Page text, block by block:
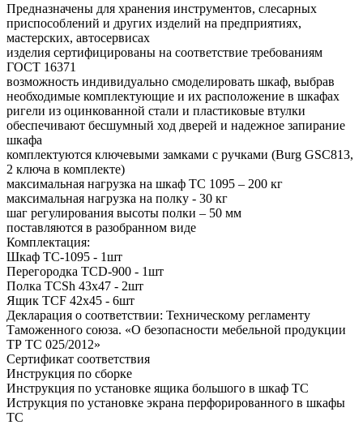
Предназначены для хранения инструментов, слесарных
приспособлений и других изделий на предприятиях,
мастерских, автосервисах
изделия сертифицированы на соответствие требованиям
ГОСТ 16371
возможность индивидуально смоделировать шкаф, выбрав
необходимые комплектующие и их расположение в шкафах
ригели из оцинкованной стали и пластиковые втулки
обеспечивают бесшумный ход дверей и надежное запирание
шкафа
комплектуются ключевыми замками с ручками (Burg GSC813,
2 ключа в комплекте)
максимальная нагрузка на шкаф ТС 1095 – 200 кг
максимальная нагрузка на полку - 30 кг
шаг регулирования высоты полки – 50 мм
поставляются в разобранном виде
Комплектация:
Шкаф TC-1095 - 1шт
Перегородка TCD-900 - 1шт
Полка TCSh 43х47 - 2шт
Ящик TCF 42x45 - 6шт
Декларация о соответствии: Техническому регламенту
Таможенного союза. «О безопасности мебельной продукции
ТР ТС 025/2012»
Сертификат соответствия
Инструкция по сборке
Инструкция по установке ящика большого в шкаф TC
Иструкция по установке экрана перфорированного в шкафы
TC